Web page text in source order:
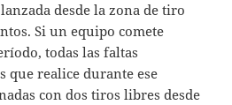
desde la zona de tiro
Si un equipo comete
todas las faltas
que realice durante ese
con dos tiros libres desde